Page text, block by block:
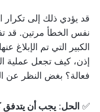
قد يؤدي ذلك إلى تكرار
نفس الخطأ مرتين. قد
الكبير التي تم الإبلاغ
إذن، كيف تجعل عملية
فعالة؟ بغض النظر عن
✅ الحل: يجب أن يتدفق